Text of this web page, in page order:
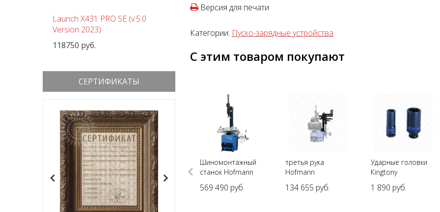
Launch X431 PRO SE (v.5.0
Version 2023)
118750 руб.
Nordberg
мультимарочный сканер
Launch Pilot Scan
35055 руб.
СЕРТИФИКАТЫ
Версия для печати
Категории: Пуско-зарядные устройства
С этим товаром покупают
Previous
Шиномонтажный
станок Hofmann
Monty 3300-20
Smart GP
569 490 руб.
третья рука
Hofmann
134 655 руб.
Ударные головки
Кingtony
1 890 руб.